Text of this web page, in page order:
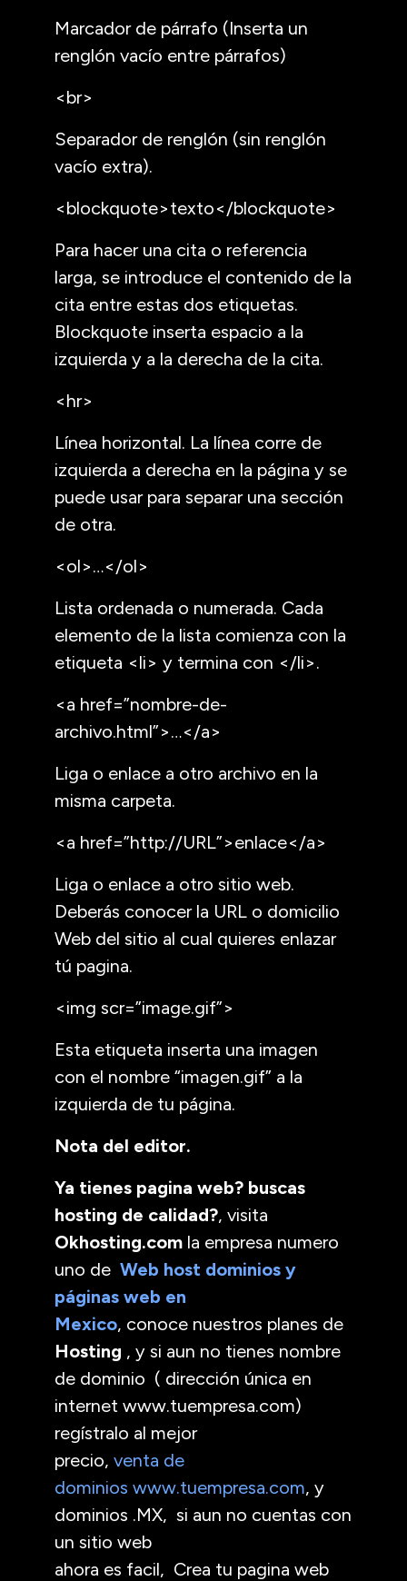
Marcador de párrafo (Inserta un
renglón vacío entre párrafos)
<br>
Separador de renglón (sin renglón
vacío extra).
<blockquote>texto</blockquote>
Para hacer una cita o referencia
larga, se introduce el contenido de la
cita entre estas dos etiquetas.
Blockquote inserta espacio a la
izquierda y a la derecha de la cita.
<hr>
Línea horizontal. La línea corre de
izquierda a derecha en la página y se
puede usar para separar una sección
de otra.
<ol>…</ol>
Lista ordenada o numerada. Cada
elemento de la lista comienza con la
etiqueta <li> y termina con </li>.
<a href=”nombre-de-
archivo.html”>…</a>
Liga o enlace a otro archivo en la
misma carpeta.
<a href=”http://URL”>enlace</a>
Liga o enlace a otro sitio web.
Deberás conocer la URL o domicilio
Web del sitio al cual quieres enlazar
tú pagina.
<img scr=”image.gif”>
Esta etiqueta inserta una imagen
con el nombre “imagen.gif” a la
izquierda de tu página.
Nota del editor.
Ya tienes pagina web? buscas
hosting de calidad?, visita
Okhosting.com la empresa numero
uno de Web host dominios y
páginas web en
Mexico, conoce nuestros planes de
Hosting , y si aun no tienes nombre
de dominio ( dirección única en
internet www.tuempresa.com)
regístralo al mejor
precio, venta de
dominios www.tuempresa.com, y
dominios .MX, si aun no cuentas con
un sitio web
ahora es facil, Crea tu pagina web